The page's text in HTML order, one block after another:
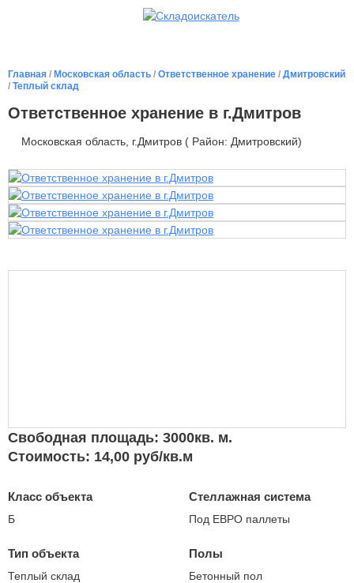
Главная / Московская область / Ответственное хранение / Дмитровский
/ Теплый склад
Ответственное хранение в г.Дмитров
Московская область, г.Дмитров ( Район: Дмитровский)
Свободная площадь: 3000кв. м.
Стоимость: 14,00 руб/кв.м
Класс объекта
Б
Тип объекта
Теплый склад
Стеллажная система
Под ЕВРО паллеты
Полы
Бетонный пол